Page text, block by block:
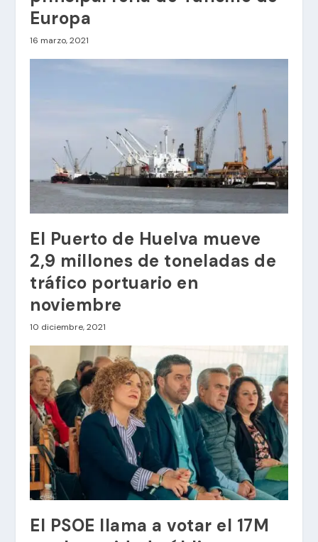
Europa
16 marzo, 2021
El Puerto de Huelva mueve
2,9 millones de toneladas de
tráfico portuario en
noviembre
10 diciembre, 2021
El PSOE llama a votar el 17M